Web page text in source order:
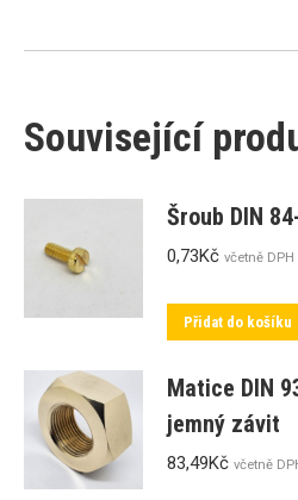
Související
Šroub DIN
0,73Kč včetně DPH
Přidat do košíku
Matice DIN
jemný závit
83,49Kč včetně